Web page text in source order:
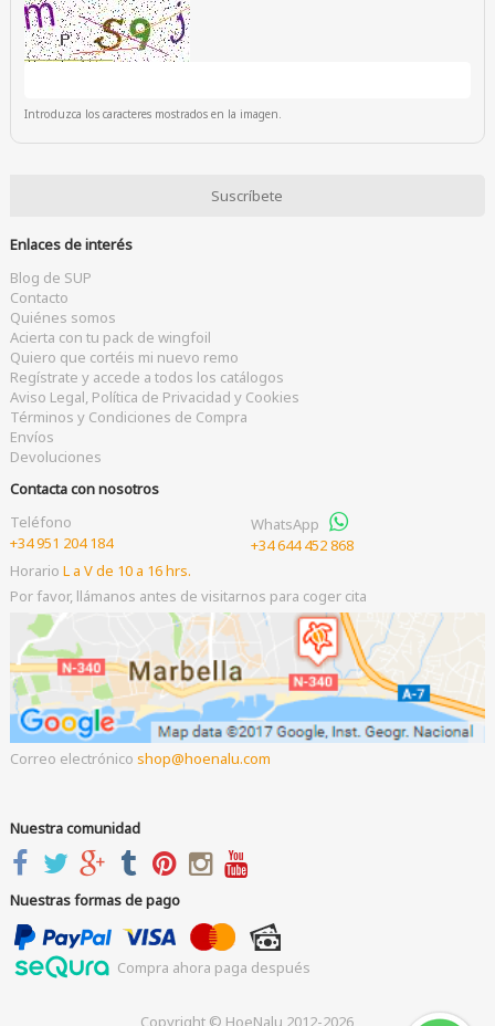
Introduzca los caracteres mostrados en la imagen.
Enlaces de interés
Blog de SUP
Contacto
Quiénes somos
Acierta con tu pack de wingfoil
Quiero que cortéis mi nuevo remo
Regístrate y accede a todos los catálogos
Aviso Legal, Política de Privacidad y Cookies
Términos y Condiciones de Compra
Envíos
Devoluciones
Contacta con nosotros
Teléfono
+34 951 204 184
WhatsApp
+34 644 452 868
Horario L a V de 10 a 16 hrs.
Por favor, llámanos antes de visitarnos para coger cita
Correo electrónico shop hoenalu.com
Nuestra comunidad
Nuestras formas de pago
Compra ahora paga después